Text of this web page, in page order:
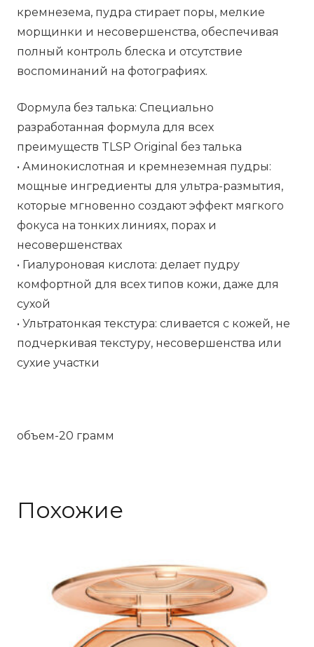
кремнезема, пудра стирает поры, мелкие
морщинки и несовершенства, обеспечивая
полный контроль блеска и отсутствие
воспоминаний на фотографиях.
Формула без талька: Специально
разработанная формула для всех
преимуществ TLSP Original без талька
• Аминокислотная и кремнеземная пудры:
мощные ингредиенты для ультра-размытия,
которые мгновенно создают эффект мягкого
фокуса на тонких линиях, порах и
несовершенствах
• Гиалуроновая кислота: делает пудру
комфортной для всех типов кожи, даже для
сухой
• Ультратонкая текстура: сливается с кожей, не
подчеркивая текстуру, несовершенства или
сухие участки
объем-20 грамм
Похожие